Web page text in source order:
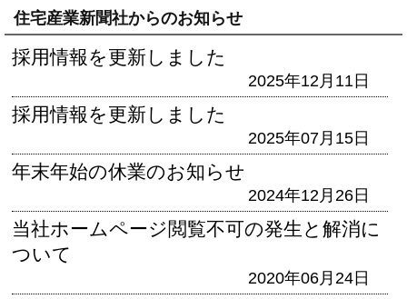
住宅産業新聞社からのお知らせ
採用情報を更新しました
2025年12月11日
採用情報を更新しました
2025年07月15日
年末年始の休業のお知らせ
2024年12月26日
当社ホームページ閲覧不可の発生と解消に
ついて
2020年06月24日